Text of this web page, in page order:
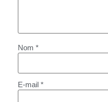
Nom *
E-mail *